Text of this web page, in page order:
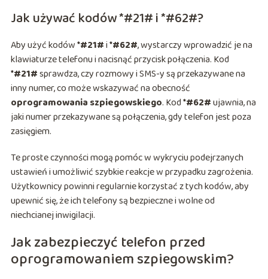
Jak używać kodów *#21# i *#62#?
Aby użyć kodów*#21#i*#62#, wystarczy wprowadzić je na
klawiaturze telefonu i nacisnąć przycisk połączenia. Kod
*#21#sprawdza, czy rozmowy i SMS-y są przekazywane na
inny numer, co może wskazywać na obecność
oprogramowania szpiegowskiego. Kod*#62#ujawnia, na
jaki numer przekazywane są połączenia, gdy telefon jest poza
zasięgiem.
Te proste czynności mogą pomóc w wykryciu podejrzanych
ustawień i umożliwić szybkie reakcje w przypadku zagrożenia.
Użytkownicy powinni regularnie korzystać z tych kodów, aby
upewnić się, że ich telefony są bezpieczne i wolne od
niechcianej inwigilacji.
Jak zabezpieczyć telefon przed
oprogramowaniem szpiegowskim?